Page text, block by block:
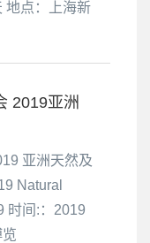
地点：上海新
2019亚洲
亚洲天然及
Natural
时间:：2019